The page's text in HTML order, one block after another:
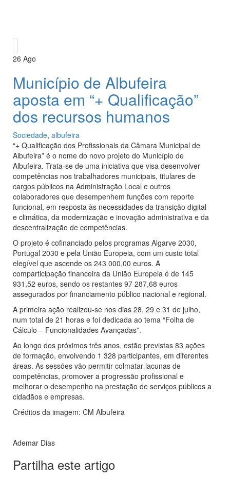
26 Ago
Município de Albufeira
aposta em “+ Qualificação”
dos recursos humanos
Sociedade, albufeira
“+ Qualificação dos Profissionais da Câmara Municipal de
Albufeira” é o nome do novo projeto do Município de
Albufeira. Trata-se de uma iniciativa que visa desenvolver
competências nos trabalhadores municipais, titulares de
cargos públicos na Administração Local e outros
colaboradores que desempenhem funções com reporte
funcional, em resposta às necessidades da transição digital
e climática, da modernização e inovação administrativa e da
descentralização de competências.
O projeto é cofinanciado pelos programas Algarve 2030,
Portugal 2030 e pela União Europeia, com um custo total
elegível que ascende os 243 000,00 euros. A
comparticipação financeira da União Europeia é de 145
931,52 euros, sendo os restantes 97 287,68 euros
assegurados por financiamento público nacional e regional.
A primeira ação realizou-se nos dias 28, 29 e 31 de julho,
num total de 21 horas e foi dedicada ao tema “Folha de
Cálculo – Funcionalidades Avançadas”.
Ao longo dos próximos três anos, estão previstas 83 ações
de formação, envolvendo 1 328 participantes, em diferentes
áreas. As sessões vão permitir colmatar lacunas de
competências, promover a progressão profissional e
melhorar o desempenho na prestação de serviços públicos a
cidadãos e empresas.
Créditos da imagem: CM Albufeira
Ademar Dias
Partilha este artigo